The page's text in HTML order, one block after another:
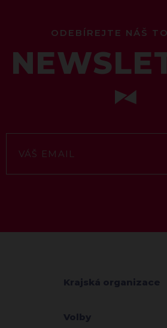
ODEBÍREJTE NÁŠ
Krajská organizace
Volby